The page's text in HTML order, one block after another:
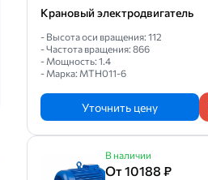
Крановый электродвигатель
- Высота оси вращения: 112
- Частота вращения: 866
- Мощность: 1.4
- Марка: МТН011-6
Уточнить цену
В наличии
От 10188 ₽